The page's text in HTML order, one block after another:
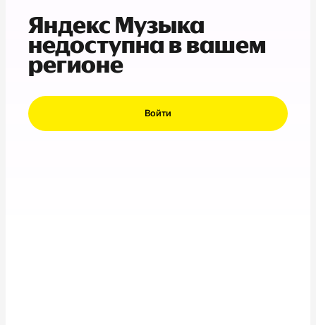
Яндекс Музыка
недоступна в вашем
регионе
Войти